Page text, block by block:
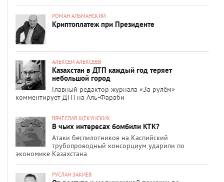
РОМАН АЛЬМАНСКИЙ
Криптоплатеж при Президенте
АЛЕКСЕЙ АЛЕКСЕЕВ
Казахстан в ДТП каждый год теряет
небольшой город
Главный редактор журнала «За рулём»
комментирует ДТП на Аль-Фараби
ВЯЧЕСЛАВ ЩЕКУНСКИХ
В чьих интересах бомбили КТК?
Атаки беспилотников на Каспийский
трубопроводный консорциум ударили по
экономике Казахстана
РУСЛАН ЗАКИЕВ